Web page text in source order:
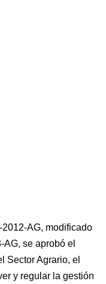
AG, modificado
se aprobó el
Sector Agrario, el
y regular la gestión